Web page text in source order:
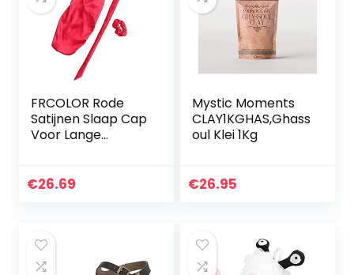
FRCOLOR Rode
Satijnen Slaap Cap
Voor Lange
Satijnen Motorkap
€26.69
Mystic Moments
CLAY1KGHAS,Ghass
oul Klei 1Kg
€26.95